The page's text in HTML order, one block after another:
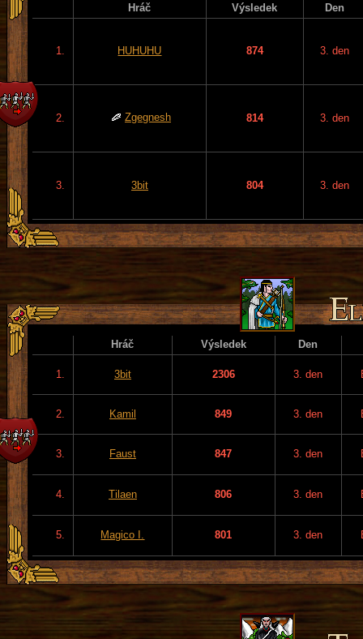
Hráč Výsledek Den
1. HUHUHU 874 3. den
2. Zgegnesh 814 3. den
3. 3bit 804 3. den
Hráč Výsledek Den
1. 3bit 2306 3. den
2. Kamil 849 3. den
3. Faust 847 3. den
4. Tilaen 806 3. den
5. Magico I. 801 3. den